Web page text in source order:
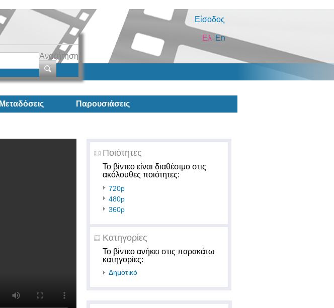
Είσοδος
Αναζήτηση
En
Ελ
Μεταδόσεις Παρουσιάσεις
Ποιότητες
Το βίντεο είναι διαθέσιμο στις
ακόλουθες ποιότητες:
720p
480p
360p
Κατηγορίες
Το βίντεο ανήκει στις παρακάτω
κατηγορίες:
Δημοτικό